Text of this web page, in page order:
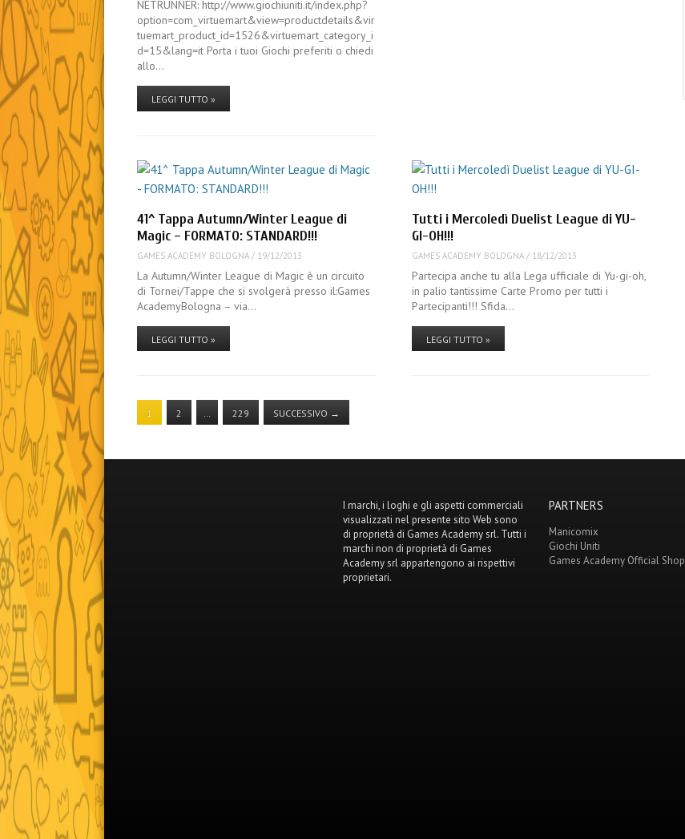
NETRUNNER: http://www.giochiuniti.it/index.php?
option=com_virtuemart&view=productdetails&vir
tuemart_product_id=1526&virtuemart_category_i
d=15&lang=it Porta i tuoi Giochi preferiti o chiedi
allo…
LEGGI TUTTO »
41^ Tappa Autumn/Winter League di
Magic – FORMATO: STANDARD!!!
GAMES ACADEMY BOLOGNA / 19/12/2013
La Autumn/Winter League di Magic è un circuito
di Tornei/Tappe che si svolgerà presso il:Games
AcademyBologna – via…
LEGGI TUTTO »
Tutti i Mercoledì Duelist League di YU-
GI-OH!!!
GAMES ACADEMY BOLOGNA/ 18/12/2013
Partecipa anche tu alla Lega ufficiale di Yu-gi-oh,
in palio tantissime Carte Promo per tutti i
Partecipanti!!! Sfida…
LEGGI TUTTO »
1 2 229 SUCCESSIVO →
I marchi, i loghi e gli aspetti commerciali
visualizzati nel presente sito Web sono
di proprietà di Games Academy srl. Tutti i
marchi non di proprietà di Games
Academy srl appartengono ai rispettivi
proprietari.
PARTNERS
Manicomix
Giochi Uniti
Games Academy Official Shop